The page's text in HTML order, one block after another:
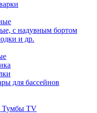
с надувным бортом
и др.
для бассейнов
Тумбы TV